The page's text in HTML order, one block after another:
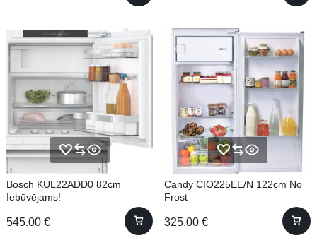
Bosch KUL22ADD0 82cm
Iebūvējams!
545.00 €
Candy CIO225EE/N 122cm No
Frost
325.00 €